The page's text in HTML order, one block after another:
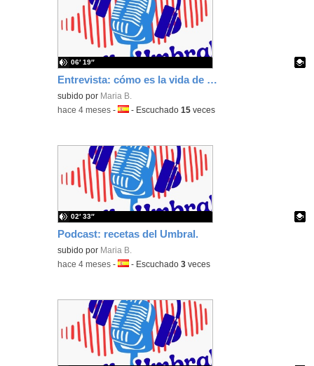
Entrevista: cómo es la vida de un profesor que oposita
Contenido educativo.
subido por Maria B.
06′ 19″
-hace 4 meses -Idioma:
- Escuchado15 veces
Podcast: recetas del Umbral.
Contenido educativo.
subido por Maria B.
02′ 33″
-hace 4 meses -Idioma:
- Escuchado3 veces